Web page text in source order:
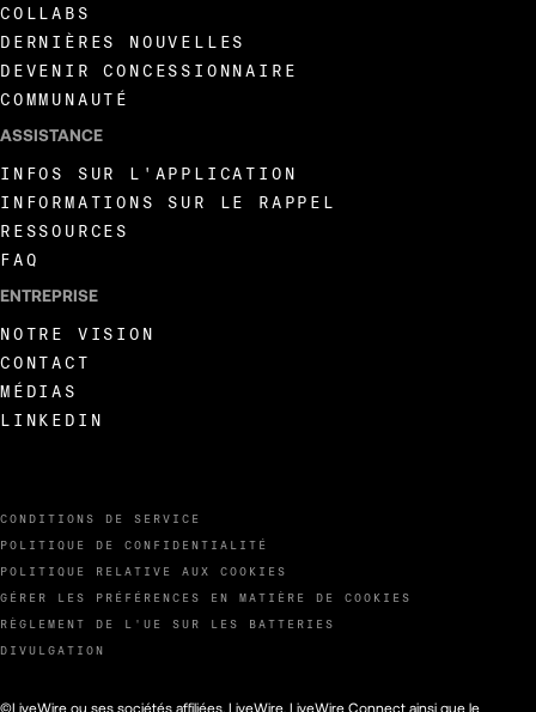
CONDITIONS DE SERVICE
POLITIQUE DE CONFIDENTIALITÉ
POLITIQUE RELATIVE AUX COOKIES
GÉRER LES PRÉFÉRENCES EN MATIÈRE DE COOKIES
RÈGLEMENT DE L'UE SUR LES BATTERIES
DIVULGATION
COLLABS
DERNIÈRES NOUVELLES
DEVENIR CONCESSIONNAIRE
COMMUNAUTÉ
ASSISTANCE
INFOS SUR L'APPLICATION
INFORMATIONS SUR LE RAPPEL
RESSOURCES
FAQ
ENTREPRISE
NOTRE VISION
CONTACT
MÉDIAS
LINKEDIN
©LiveWire ou ses sociétés affiliées. LiveWire, LiveWire Connect ainsi que le